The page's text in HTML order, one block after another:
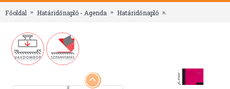
Főoldal Határidőnapló - Agenda Határidőnapló